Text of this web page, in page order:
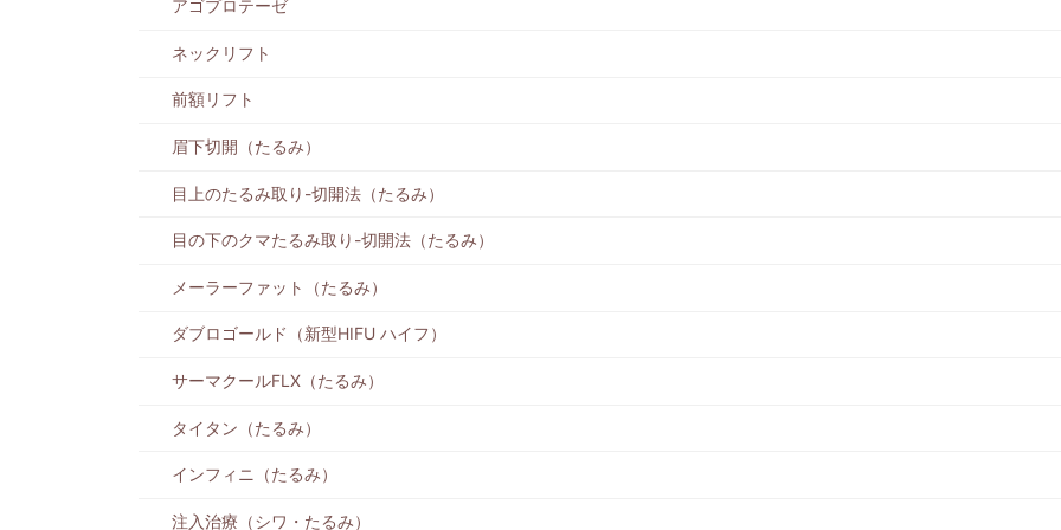
アゴプロテーゼ
ネックリフト
前額リフト
眉下切開（たるみ）
目上のたるみ取り-切開法（たるみ）
目の下のクマたるみ取り-切開法（たるみ）
メーラーファット（たるみ）
ダブロゴールド（新型HIFU ハイフ）
サーマクールFLX（たるみ）
タイタン（たるみ）
インフィニ（たるみ）
注入治療（シワ・たるみ）